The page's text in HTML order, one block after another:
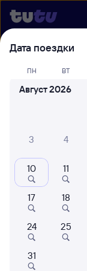
Выберите
билеты
Откуда
Когда
Кто едет
Дата поездки
ПН ВТ
Август 2026
3 4
10 11
17 18
24 25
31